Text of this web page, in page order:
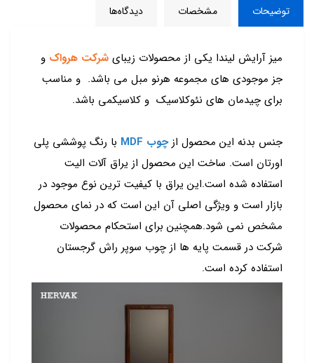
توضیحات مشخصات دیدگاه‌ها
میز آرایش لیندا یکی از محصولات زیبای شرکت هرواک و
جز موجودی های مجموعه هرنو مبل می باشد. و مناسب
برای چیدمان های نئوکلاسیک و کلاسیکمی باشد.
جنس بدنه این محصول ازچوب MDF
با رنگ پوششی پلی
اورتان است. ساخت این محصول از یراق آلات الیت
استفاده شده است.این یراق با کیفیت ترین نوع موجود در
بازار است و ویژگی اصلی آن این است که در نمای محصول
مشخص نمی شود.همچنین برای استحکام محصولات
شرکت در قسمت پایه ها از چوب سوپر راش گرجستان
استفاده کرده است.